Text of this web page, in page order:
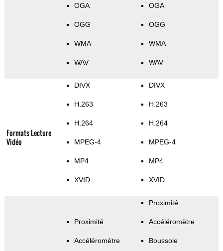
OGA
OGG
WMA
WAV
OGA
OGG
WMA
WAV
Formats Lecture
Vidéo
DIVX
H.263
H.264
MPEG-4
MP4
XVID
DIVX
H.263
H.264
MPEG-4
MP4
XVID
Proximité
Accéléromètre
Proximité
Accéléromètre
Boussole